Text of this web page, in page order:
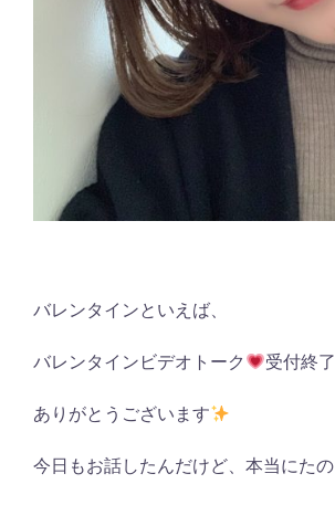
バレンタインといえば、
バレンタインビデオトーク 受付終
ありがとうございます
今日もお話したんだけど、本当にた